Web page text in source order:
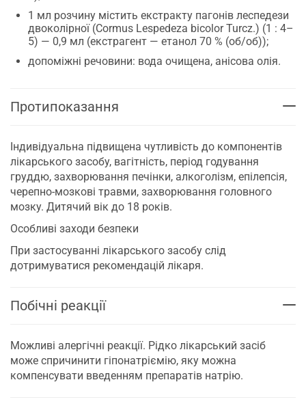
1 мл розчину містить екстракту пагонів леспедези
двоколірної (Cormus Lespedeza bicolor Turcz.) (1 : 4–
5) — 0,9 мл (екстрагент — етанол 70 % (об/об));
допоміжні речовини: вода очищена, анісова олія.
Протипоказання
Індивідуальна підвищена чутливість до компонентів
лікарського засобу, вагітність, період годування
груддю, захворювання печінки, алкоголізм, епілепсія,
черепно-мозкові травми, захворювання головного
мозку. Дитячий вік до 18 років.
Особливі заходи безпеки
При застосуванні лікарського засобу слід
дотримуватися рекомендацій лікаря.
Побічні реакції
Можливі алергічні реакції. Рідко лікарський засіб
може спричинити гіпонатріємію, яку можна
компенсувати введенням препаратів натрію.